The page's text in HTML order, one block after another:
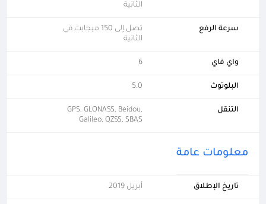
الثانية
سرعة الرفع
تصل إلى 150 ميجابت في
الثانية
واي فاي 6
البلوتوث 5.0
التنقل
GPS, GLONASS, Beidou,
Galileo, QZSS, SBAS
معلومات عامة
تاريخ الإطلاق أبريل 2019